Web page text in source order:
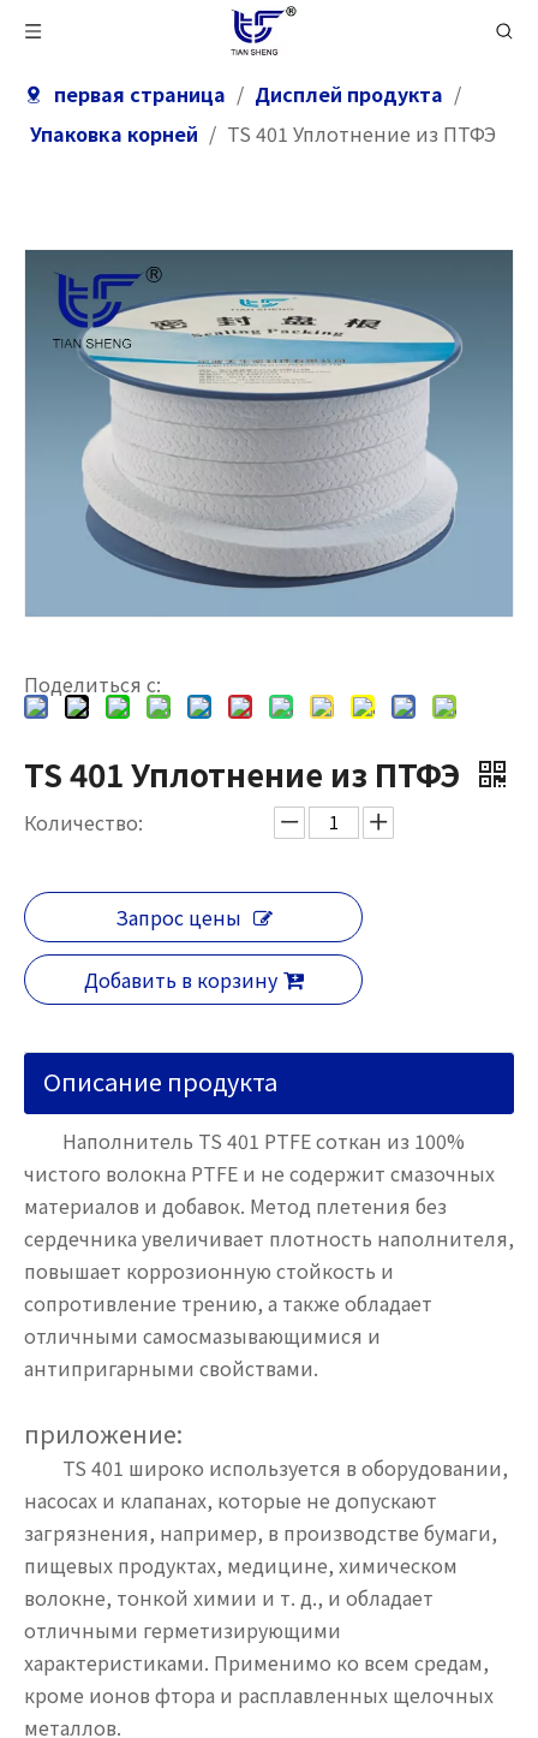
первая страница / Дисплей продукта /
Упаковка корней / TS 401 Уплотнение из ПТФЭ
Поделиться с:
TS 401 Уплотнение из ПТФЭ
Количество:
Запрос цены
Добавить в корзину
Описание продукта
Наполнитель TS 401 PTFE соткан из 100%
чистого волокна PTFE и не содержит смазочных
материалов и добавок. Метод плетения без
сердечника увеличивает плотность наполнителя,
повышает коррозионную стойкость и
сопротивление трению, а также обладает
отличными самосмазывающимися и
антипригарными свойствами.
приложение:
TS 401 широко используется в оборудовании,
насосах и клапанах, которые не допускают
загрязнения, например, в производстве бумаги,
пищевых продуктах, медицине, химическом
волокне, тонкой химии и т. д., и обладает
отличными герметизирующими
характеристиками. Применимо ко всем средам,
кроме ионов фтора и расплавленных щелочных
металлов.